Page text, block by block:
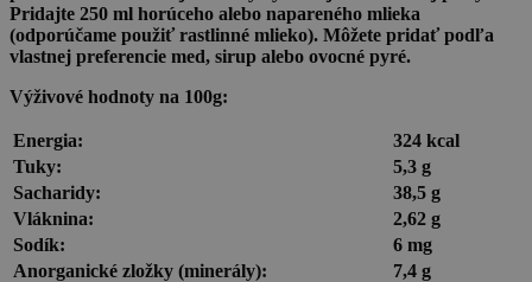
Pridajte 250 ml horúceho alebo napareného mlieka
(odporúčame použiť rastlinné mlieko). Môžete pridať podľa
vlastnej preferencie med, sirup alebo ovocné pyré.
Výživové hodnoty na 100g:
Energia:
324 kcal
Tuky:
5,3 g
Sacharidy:
38,5 g
Vláknina:
2,62 g
Sodík:
6 mg
Anorganické zložky (minerály):
7,4 g